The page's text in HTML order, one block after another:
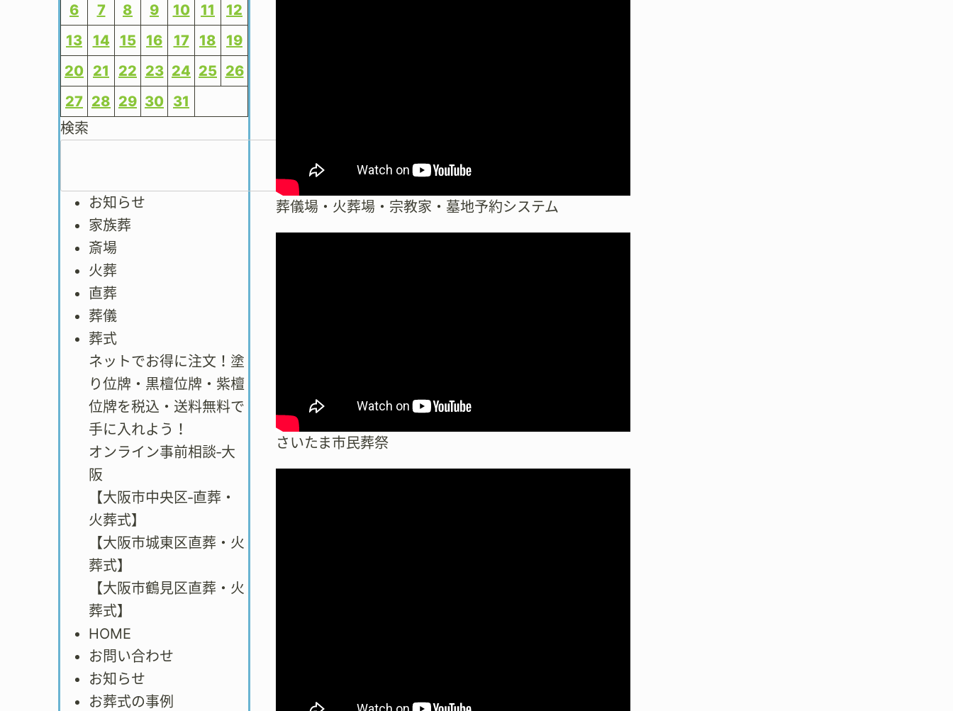
6
7 8 9 10 11
12
13
14 15 16 17 18
19
20 21 22 23 24 25 26
27 28 29 30 31
検索
索
お知らせ
家族葬
斎場
火葬
直葬
葬儀
葬式
ネットでお得に注文！塗
り位牌・黒檀位牌・紫檀
位牌を税込・送料無料で
手に入れよう！
オンライン事前相談‐大
阪
【大阪市中央区‐直葬・
火葬式】
【大阪市城東区直葬・火
葬式】
【大阪市鶴見区直葬・火
葬式】
HOME
お問い合わせ
お知らせ
お葬式の事例
葬儀場・火葬場・宗教家・墓地予約システム
さいたま市民葬祭